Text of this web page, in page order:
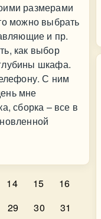
размерами
можно выбрать
и пр.
как выбор
шкафа.
С ним
мне
сборка – все в
14 15
16
29 30
31